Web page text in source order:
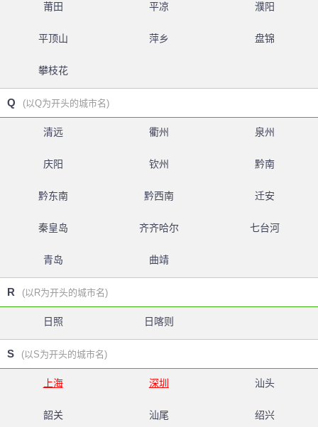
莆田 平凉 濮阳
平顶山 萍乡 盘锦
攀枝花
Q (以Q为开头的城市名)
清远 衢州 泉州
庆阳 钦州 黔南
黔东南 黔西南 迁安
秦皇岛 齐齐哈尔 七台河
青岛 曲靖
R (以R为开头的城市名)
日照 日喀则
S (以S为开头的城市名)
上海 深圳 汕头
韶关 汕尾 绍兴